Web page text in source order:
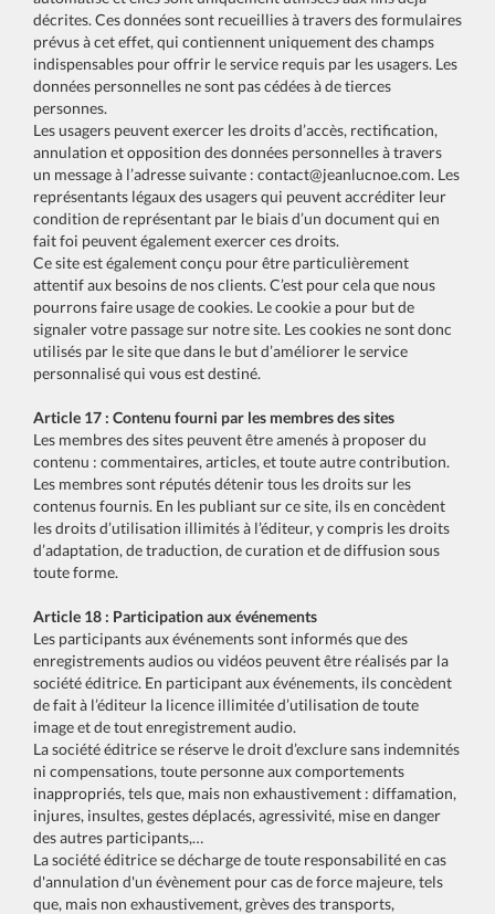
décrites. Ces données sont recueillies à travers des formulaires
prévus à cet effet, qui contiennent uniquement des champs
indispensables pour offrir le service requis par les usagers. Les
données personnelles ne sont pas cédées à de tierces
personnes.
Les usagers peuvent exercer les droits d’accès, rectification,
annulation et opposition des données personnelles à travers
un message à l’adresse suivante : contact@jeanlucnoe.com. Les
représentants légaux des usagers qui peuvent accréditer leur
condition de représentant par le biais d’un document qui en
fait foi peuvent également exercer ces droits.
Ce site est également conçu pour être particulièrement
attentif aux besoins de nos clients. C’est pour cela que nous
pourrons faire usage de cookies. Le cookie a pour but de
signaler votre passage sur notre site. Les cookies ne sont donc
utilisés par le site que dans le but d’améliorer le service
personnalisé qui vous est destiné.
Article 17 : Contenu fourni par les membres des sites
Les membres des sites peuvent être amenés à proposer du
contenu : commentaires, articles, et toute autre contribution.
Les membres sont réputés détenir tous les droits sur les
contenus fournis. En les publiant sur ce site, ils en concèdent
les droits d’utilisation illimités à l’éditeur, y compris les droits
d’adaptation, de traduction, de curation et de diffusion sous
toute forme.
Article 18 : Participation aux événements
Les participants aux événements sont informés que des
enregistrements audios ou vidéos peuvent être réalisés par la
société éditrice. En participant aux événements, ils concèdent
de fait à l’éditeur la licence illimitée d’utilisation de toute
image et de tout enregistrement audio.
La société éditrice se réserve le droit d’exclure sans indemnités
ni compensations, toute personne aux comportements
inappropriés, tels que, mais non exhaustivement : diffamation,
injures, insultes, gestes déplacés, agressivité, mise en danger
des autres participants,…
La société éditrice se décharge de toute responsabilité en cas
d'annulation d'un évènement pour cas de force majeure, tels
que, mais non exhaustivement, grèves des transports,